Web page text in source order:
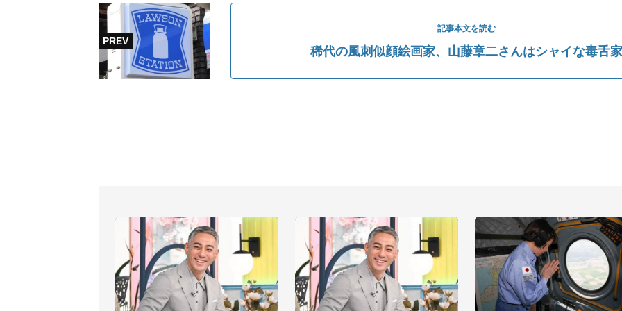
記事本文を読む
稀代の風刺似顔絵画家、山藤章二さんはシャイな毒舌家